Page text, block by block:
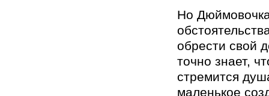
Но
обрести свой
точно знает,
стремится
маленькое